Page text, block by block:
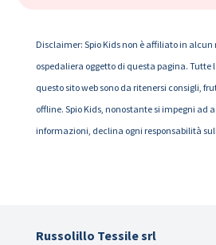
Disclaimer: Spio Kids non è affiliato in
ospedaliera oggetto di questa pagina. Tutte
questo sito web sono da ritenersi consigli,
offline. Spio Kids, nonostante si impegni ad
informazioni, declina ogni responsabilità
Russolillo Tessile srl